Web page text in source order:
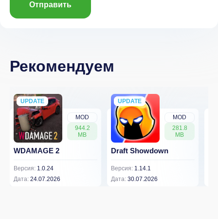
Отправить
Рекомендуем
MOD
944.2
MB
UPDATE
NEW
WDAMAGE 2
Версия: 1.0.24
Дата: 24.07.2026
MOD
281.8
MB
UPDATE
NEW
Draft Showdown
Версия: 1.14.1
Дата: 30.07.2026